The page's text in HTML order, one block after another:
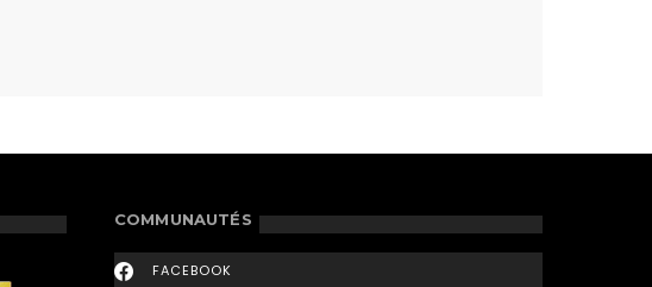
COMMUNAUTÉS
FACEBOOK